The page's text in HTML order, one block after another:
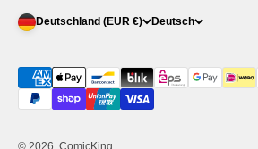
Deutschland (EUR €) Deutsch
© 2026, ComicKing.